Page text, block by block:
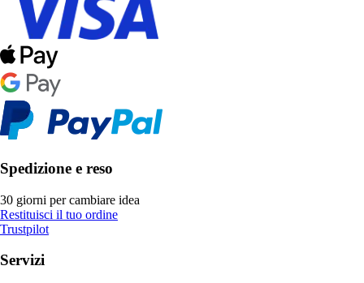
Spedizione e reso
30 giorni per cambiare idea
Restituisci il tuo ordine
Trustpilot
Servizi